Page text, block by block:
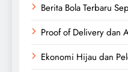
Berita Bola Terbaru
Proof of Delivery dan
Ekonomi Hijau dan